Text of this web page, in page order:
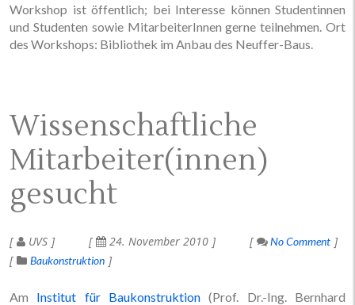
Workshop ist öffentlich; bei Interesse können Studentinnen
und Studenten sowie MitarbeiterInnen gerne teilnehmen. Ort
des Workshops: Bibliothek im Anbau des Neuffer-Baus.
Wissenschaftliche
Mitarbeiter(innen)
gesucht
UVS 24. November 2010
No Comment
Baukonstruktion
Am Institut für Baukonstruktion (Prof. Dr.-Ing. Bernhard